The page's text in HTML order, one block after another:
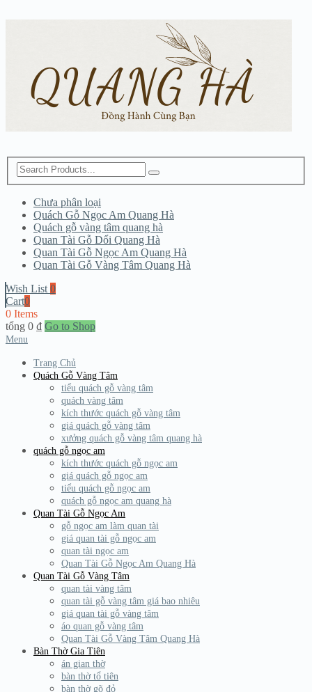
Chưa phân loại
Quách Gỗ Ngọc Am Quang Hà
Quách gỗ vàng tâm quang hà
Quan Tài Gỗ Dổi Quang Hà
Quan Tài Gỗ Ngọc Am Quang Hà
Quan Tài Gỗ Vàng Tâm Quang Hà
Wish List 0
Cart0
0 Items
tổng 0 ₫ Go to Shop
Menu
Trang Chủ
Quách Gỗ Vàng Tâm
tiểu quách gỗ vàng tâm
quách vàng tâm
kích thước quách gỗ vàng tâm
giá quách gỗ vàng tâm
xưởng quách gỗ vàng tâm quang hà
quách gỗ ngọc am
kích thước quách gỗ ngọc am
giá quách gỗ ngọc am
tiểu quách gỗ ngọc am
quách gỗ ngọc am quang hà
Quan Tài Gỗ Ngọc Am
gỗ ngọc am làm quan tài
giá quan tài gỗ ngọc am
quan tài ngọc am
Quan Tài Gỗ Ngọc Am Quang Hà
Quan Tài Gỗ Vàng Tâm
quan tài vàng tâm
quan tài gỗ vàng tâm giá bao nhiêu
giá quan tài gỗ vàng tâm
áo quan gỗ vàng tâm
Quan Tài Gỗ Vàng Tâm Quang Hà
Bàn Thờ Gia Tiên
án gian thờ
bàn thờ tổ tiên
bàn thờ gõ đỏ